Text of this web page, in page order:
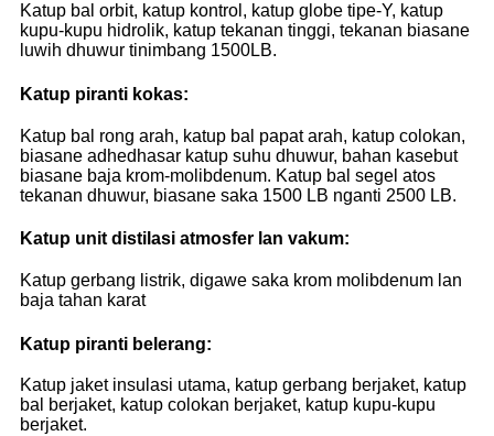
Katup bal orbit, katup kontrol, katup globe tipe-Y, katup
kupu-kupu hidrolik, katup tekanan tinggi, tekanan biasane
luwih dhuwur tinimbang 1500LB.
Katup piranti kokas:
Katup bal rong arah, katup bal papat arah, katup colokan,
biasane adhedhasar katup suhu dhuwur, bahan kasebut
biasane baja krom-molibdenum. Katup bal segel atos
tekanan dhuwur, biasane saka 1500 LB nganti 2500 LB.
Katup unit distilasi atmosfer lan vakum:
Katup gerbang listrik, digawe saka krom molibdenum lan
baja tahan karat
Katup piranti belerang:
Katup jaket insulasi utama, katup gerbang berjaket, katup
bal berjaket, katup colokan berjaket, katup kupu-kupu
berjaket.